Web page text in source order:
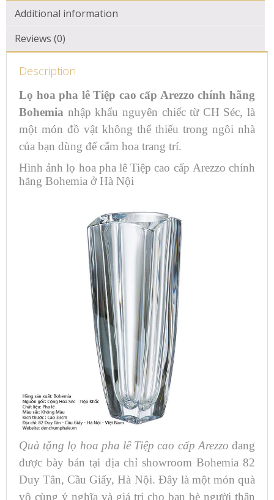
Additional information
Reviews (0)
Description
Lọ hoa pha lê Tiệp cao cấp Arezzo chính hãng
Bohemia nhập khẩu nguyên chiếc từ CH Séc, là
một món đồ vật không thể thiếu trong ngôi nhà
của bạn dùng để cắm hoa trang trí.
Hình ảnh lọ hoa pha lê Tiệp cao cấp Arezzo chính
hãng Bohemia ở Hà Nội
Quà tặng lọ hoa pha lê Tiệp cao cấp Arezzo đang
được bày bán tại địa chỉ showroom Bohemia 82
Duy Tân, Cầu Giấy, Hà Nội. Đây là một món quà
vô cùng ý nghĩa và giá trị cho bạn bè người thân